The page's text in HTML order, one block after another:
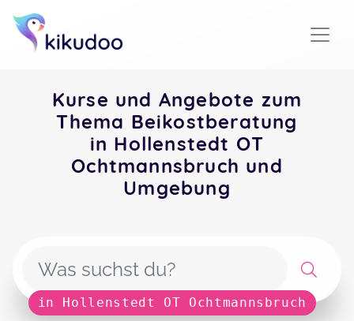
Kurse und Angebote zum
Thema Beikostberatung
in Hollenstedt OT
Ochtmannsbruch und
Umgebung
in Hollenstedt OT Ochtmannsbruch